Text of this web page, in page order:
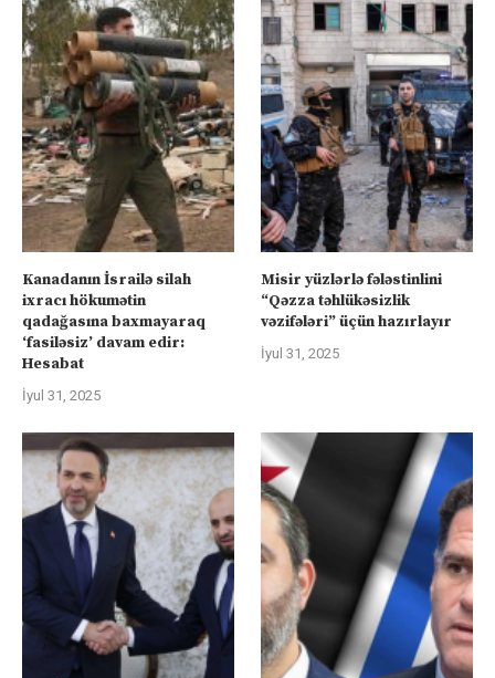
Kanadanın İsrailə silah
ixracı hökumətin
qadağasına baxmayaraq
‘fasiləsiz’ davam edir:
Hesabat
İyul 31, 2025
Misir yüzlərlə fələstinlini
“Qəzza təhlükəsizlik
vəzifələri” üçün hazırlayır
İyul 31, 2025